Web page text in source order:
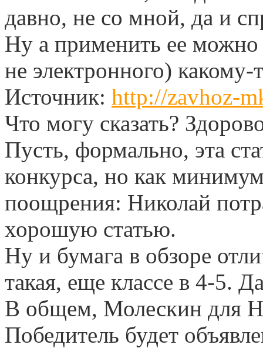
давно, не со мной, да и
Ну а применить ее можно
не электронного)
Источник: http://zavhoz-
Что могу сказать?
Пусть, формально, эта
конкурса, но как
поощрения: Николай
хорошую статью.
Ну и бумага в обзоре
такая, еще классе в 4-5.
В общем, Молескин для
Победитель будет